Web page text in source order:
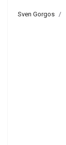
Sven Gorgos